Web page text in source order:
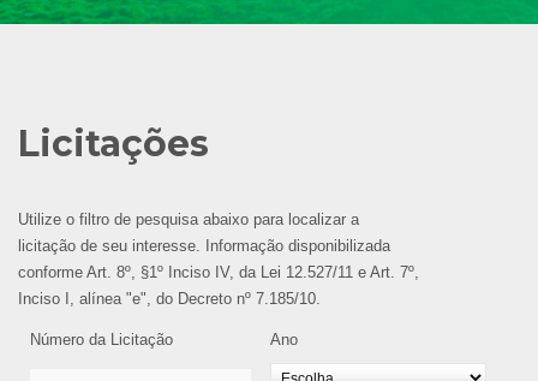
Licitações
Utilize o filtro de pesquisa abaixo para localizar a
licitação de seu interesse. Informação disponibilizada
conforme Art. 8º, §1º Inciso IV, da Lei 12.527/11 e Art. 7º,
Inciso I, alínea "e", do Decreto nº 7.185/10.
Número da Licitação Ano